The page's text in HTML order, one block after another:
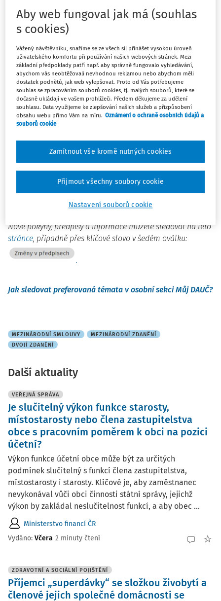
Finanční zpravodaj č. 14/2022obsahuje:
19.Sdělení ke Smlouvě mezi Českou republikou a
Bulharskou republikouo zamezení dvojího zdanění a
zabránění daňovému úniku v oboru daní z příjmu a z
majetku v návaznosti na Mnohostrannou úmluvu o
implementaci opatření k boji proti snižování daňového
Finanční zpravodaj č. 14/2022 je ke stažení nawebu
Ministerstva financí ČR
Nové pokyny, předpisy a informace můžete sledovat na této
stránce , případně přes klíčové slovo v šedém oválku:
.
Jak sledovat preferovaná témata v osobní sekci Můj DAUČ?
MEZINÁRODNÍ SMLOUVY
MEZINÁRODNÍ ZDANĚNÍ
DVOJÍ ZDANĚNÍ
Další aktuality
VEŘEJNÁ SPRÁVA
Je slučitelný výkon funkce starosty,
místostarosty nebo člena zastupitelstva
obce s pracovním poměrem k obci na pozici
účetní?
Výkon funkce účetní obce může být za určitých
podmínek slučitelný s funkcí člena zastupitelstva,
místostarosty i starosty. Klíčové je, aby zaměstnanec
nevykonával vůči obci činnosti státní správy, jejichž
výkon by zakládal neslučitelnost funkcí, a aby obec ...
Ministerstvo financí ČR
Vydáno: Včera 2 minuty čtení
ZDRAVOTNÍ A SOCIÁLNÍ POJIŠTĚNÍ
Příjemci „superdávky“ se složkou živobytí a
členové jejich společné domácnosti se
Aby web fungoval jak má (souhlas
s cookies)
Vážený návštěvníku, snažíme se ze všech sil přinášet vysokou úroveň
uživatelského komfortu při používání našich webových stránek. Mezi
základní předpoklady patří např. aby správně fungovalo vyhledávání,
abychom vás neobtěžovali nevhodnou reklamou nebo abychom měli
dostatek podnětů, jak web vylepšovat. Proto od Vás potřebujeme
souhlas se zpracováním souborů cookies, tj. malých souborů, které se
dočasně ukládají ve vašem prohlížeči. Předem děkujeme za udělení
souhlasu. Data využijeme ke zlepšování našich služeb a přizpůsobení
obsahu webu přímo Vám na míru. Oznámení o ochraně osobních údajů a
souborů cookie
Nastavení souborů cookie
Zamítnout vše kromě nutných cookies
Přijmout všechny soubory cookie